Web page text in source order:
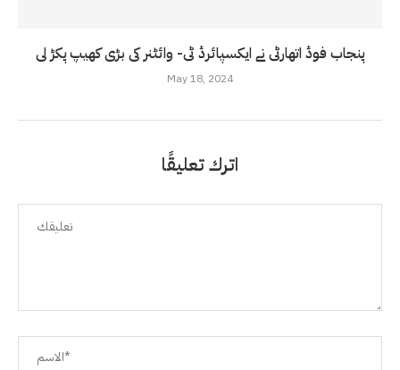
پنجاب فوڈ اتھارٹی نے ایکسپائرڈ ٹی- وائٹنر کی بڑی کھیپ پکڑ لی
May 18, 2024
اترك تعليقًا